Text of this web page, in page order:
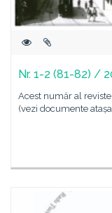
Nr. 1-2 (81-82) /
Acest număr al
(vezi documente